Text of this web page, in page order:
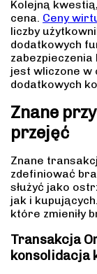
Kolejną
cena. Ceny
liczby
dodatkowych
jest wliczone w
dodatkowych
Znane
przejęć
Znane
zdefiniować
służyć jako
jak i
które zmieniły
Transakcja
konsolidacja